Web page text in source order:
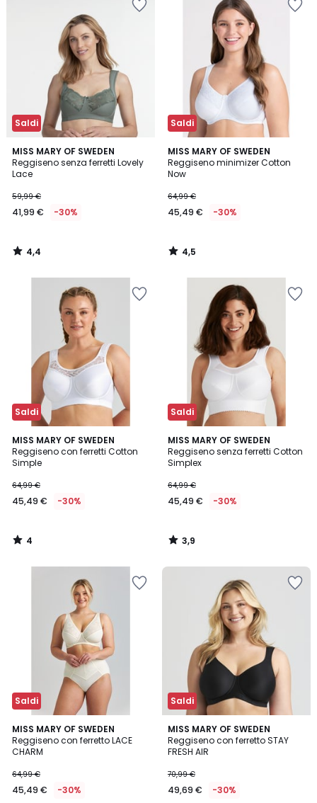
Saldi
MISS MARY OF SWEDEN
Reggiseno senza ferretti Lovely
Lace
59,99 €
41,99 € -30%
4,4
/ 5
4,4
/
Saldi
MISS MARY OF SWEDEN
Reggiseno minimizer Cotton
Now
64,99 €
45,49 € -30%
4,5
/ 5
4,5
/
Saldi
MISS MARY OF SWEDEN
Reggiseno con ferretti Cotton
Simple
64,99 €
45,49 € -30%
4
/
5
4
/
Saldi
MISS MARY OF SWEDEN
Reggiseno senza ferretti Cotton
Simplex
64,99 €
45,49 € -30%
3,9
/ 5
3,9
/
Saldi
MISS MARY OF SWEDEN
Reggiseno con ferretto LACE
CHARM
64,99 €
45,49 € -30%
4
/
5
Saldi
MISS MARY OF SWEDEN
Reggiseno con ferretto STAY
FRESH AIR
70,99 €
49,69 € -30%
5
/
5